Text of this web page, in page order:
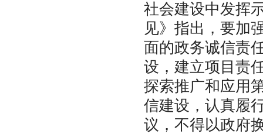
社会建设中发挥
见》指出，要加
面的政务诚信责
设，建立项目责
探索推广和应用
信建设，认真履
议，不得以政府